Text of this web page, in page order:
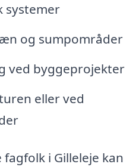
systemer
og sumpområder
ved byggeprojekter
eller ved
i Gilleleje kan